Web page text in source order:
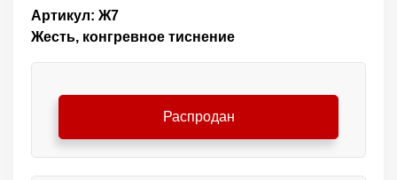
Артикул: Ж7
Жесть, конгревное тиснение
Распродан